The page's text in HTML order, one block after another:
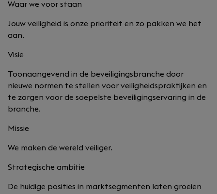
Waar we voor staan
Jouw veiligheid is onze prioriteit en zo pakken we het
aan.
Visie
Toonaangevend in de beveiligingsbranche door
nieuwe normen te stellen voor veiligheidspraktijken en
te zorgen voor de soepelste beveiligingservaring in de
branche.
Missie
We maken de wereld veiliger.
Strategische ambitie
De huidige posities in marktsegmenten laten groeien